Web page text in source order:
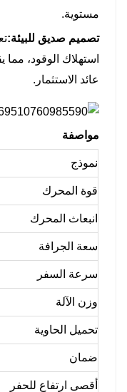
مستوية.
تصميم صديق للبيئة:
استهلاك الوقود،
عائد الاستثمار.
مواصفة
نموذج
قوة المحرك
انبعاث المحرك
سعة الجرافة
سرعة السفر
وزن الآلة
تحميل الحاوية
ضمان
أقصى ارتفاع للحفر